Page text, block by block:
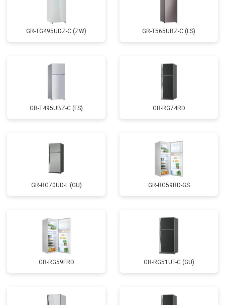
GR-TG495UDZ-C (ZW) GR-T565UBZ-C (LS)
GR-T495UBZ-C (FS) GR-RG74RD
GR-RG70UD-L (GU) GR-RG59RD-GS
GR-RG59FRD GR-RG51UT-C (GU)